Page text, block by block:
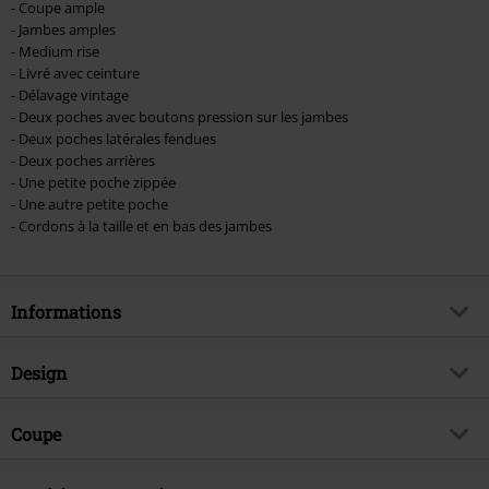
- Coupe ample
- Jambes amples
- Medium rise
- Livré avec ceinture
- Délavage vintage
- Deux poches avec boutons pression sur les jambes
- Deux poches latérales fendues
- Deux poches arrières
- Une petite poche zippée
- Une autre petite poche
- Cordons à la taille et en bas des jambes
Informations
Article n°.
Brand
Design
Catégorie de produit
Coupe